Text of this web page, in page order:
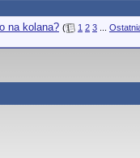
na kolana? ( 1 2 3